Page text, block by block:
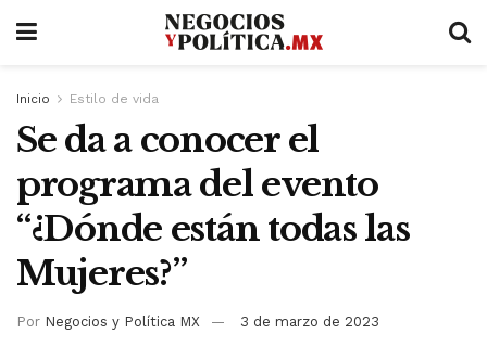
Inicio Estilo de vida
Se da a conocer el
programa del evento
“¿Dónde están todas las
Mujeres?”
Por Negocios y Política MX 3 de marzo de 2023